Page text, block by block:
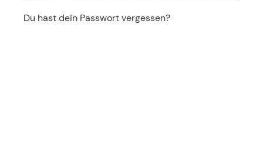
Du hast dein Passwort vergessen?